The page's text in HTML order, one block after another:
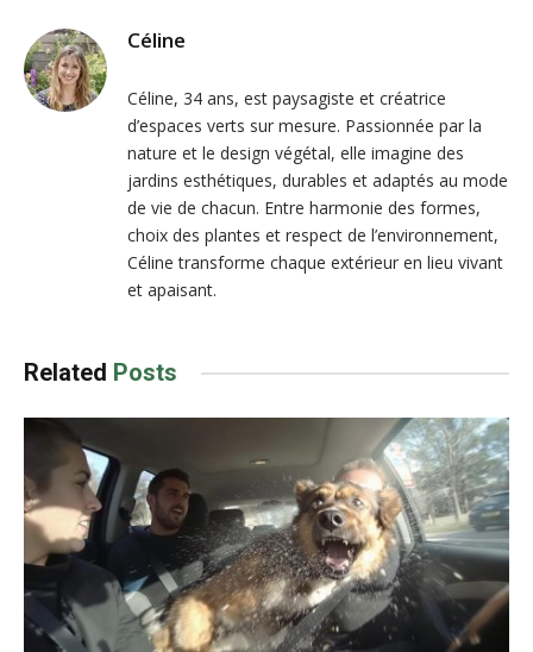
Céline
Céline, 34 ans, est paysagiste et créatrice
d’espaces verts sur mesure. Passionnée par la
nature et le design végétal, elle imagine des
jardins esthétiques, durables et adaptés au mode
de vie de chacun. Entre harmonie des formes,
choix des plantes et respect de l’environnement,
Céline transforme chaque extérieur en lieu vivant
et apaisant.
Related Posts